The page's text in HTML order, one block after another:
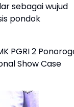
sebagai wujud
pondok
PGRI 2
Show Case